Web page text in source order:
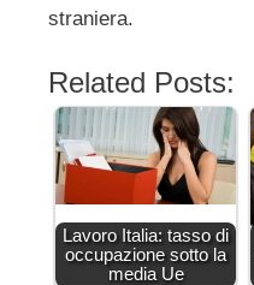
straniera.
Related Posts:
Lavoro Italia: tasso di
occupazione sotto la
media Ue